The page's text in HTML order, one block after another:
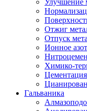
Отжиг
Отпуск
Ионное
Химико-
Гальваника